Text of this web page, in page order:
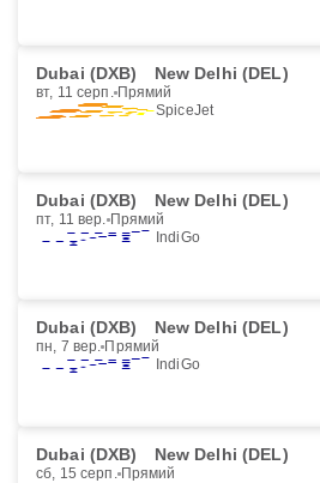
Dubai (DXB) New Delhi (DEL)
вт, 11 серп. Прямий
SpiceJet
Dubai (DXB) New Delhi (DEL)
пт, 11 вер. Прямий
IndiGo
Dubai (DXB) New Delhi (DEL)
пн, 7 вер. Прямий
IndiGo
Dubai (DXB) New Delhi (DEL)
сб, 15 серп. Прямий